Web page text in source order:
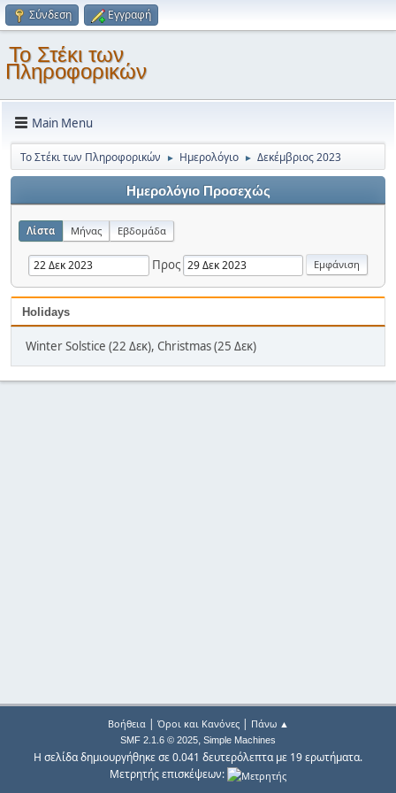
Σύνδεση Εγγραφή
Το Στέκι των
Πληροφορικών
Main Menu
Το Στέκι των Πληροφορικών ► Ημερολόγιο ► Δεκέμβριος 2023
Ημερολόγιο Προσεχώς
Λίστα Μήνας Εβδομάδα
Προς
Holidays
Winter Solstice (22 Δεκ), Christmas (25 Δεκ)
Βοήθεια| Όροι και Κανόνες| Πάνω ▲
SMF 2.1.6 © 2025, Simple Machines
Η σελίδα δημιουργήθηκε σε 0.041 δευτερόλεπτα με 19 ερωτήματα.
Μετρητής επισκέψεων: